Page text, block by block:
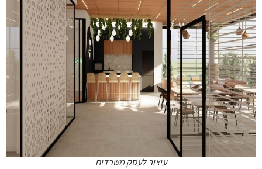
עיצוב לעסק משרדים